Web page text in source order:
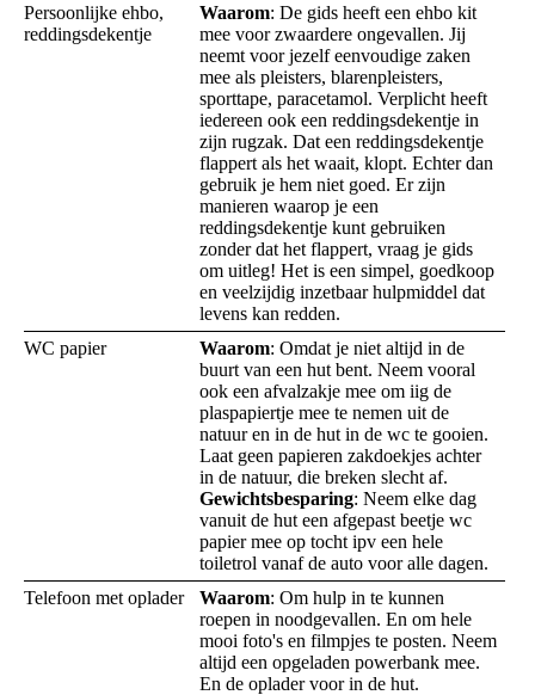
Persoonlijke ehbo,
reddingsdekentje
Waarom: De gids heeft een ehbo kit
mee voor zwaardere ongevallen. Jij
neemt voor jezelf eenvoudige zaken
mee als pleisters, blarenpleisters,
sporttape, paracetamol. Verplicht heeft
iedereen ook een reddingsdekentje in
zijn rugzak. Dat een reddingsdekentje
flappert als het waait, klopt. Echter dan
gebruik je hem niet goed. Er zijn
manieren waarop je een
reddingsdekentje kunt gebruiken
zonder dat het flappert, vraag je gids
om uitleg! Het is een simpel, goedkoop
en veelzijdig inzetbaar hulpmiddel dat
levens kan redden.
WC papier
Waarom: Omdat je niet altijd in de
buurt van een hut bent. Neem vooral
ook een afvalzakje mee om iig de
plaspapiertje mee te nemen uit de
natuur en in de hut in de wc te gooien.
Laat geen papieren zakdoekjes achter
in de natuur, die breken slecht af.
Gewichtsbesparing: Neem elke dag
vanuit de hut een afgepast beetje wc
papier mee op tocht ipv een hele
toiletrol vanaf de auto voor alle dagen.
Telefoon met oplader
Waarom: Om hulp in te kunnen
roepen in noodgevallen. En om hele
mooi foto's en filmpjes te posten. Neem
altijd een opgeladen powerbank mee.
En de oplader voor in de hut.